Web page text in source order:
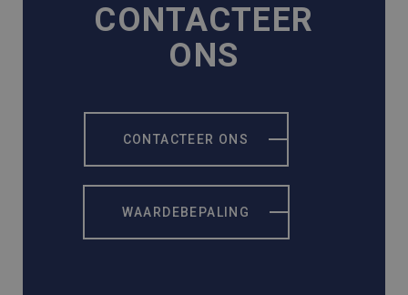
CONTACTEER
ONS
CONTACTEER ONS
WAARDEBEPALING